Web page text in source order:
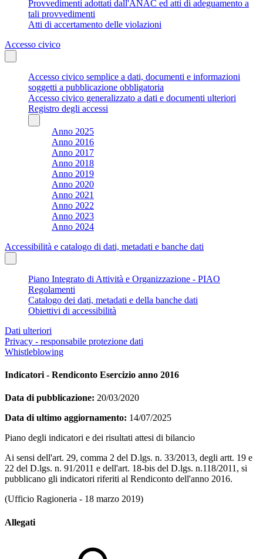
Provvedimenti adottati dall'ANAC ed atti di adeguamento a
tali provvedimenti
Atti di accertamento delle violazioni
Accesso civico
Accesso civico semplice a dati, documenti e informazioni
soggetti a pubblicazione obbligatoria
Accesso civico generalizzato a dati e documenti ulteriori
Registro degli accessi
Anno 2025
Anno 2016
Anno 2017
Anno 2018
Anno 2019
Anno 2020
Anno 2021
Anno 2022
Anno 2023
Anno 2024
Accessibilità e catalogo di dati, metadati e banche dati
Piano Integrato di Attività e Organizzazione - PIAO
Regolamenti
Catalogo dei dati, metadati e della banche dati
Obiettivi di accessibilità
Dati ulteriori
Privacy - responsabile protezione dati
Whistleblowing
Indicatori - Rendiconto Esercizio anno 2016
Data di pubblicazione: 20/03/2020
Data di ultimo aggiornamento: 14/07/2025
Piano degli indicatori e dei risultati attesi di bilancio
Ai sensi dell'art. 29, comma 2 del D.lgs. n. 33/2013, degli artt. 19 e
22 del D.lgs. n. 91/2011 e dell'art. 18-bis del D.lgs. n.118/2011, si
pubblicano gli indicatori riferiti al Rendiconto dell'anno 2016.
(Ufficio Ragioneria - 18 marzo 2019)
Allegati